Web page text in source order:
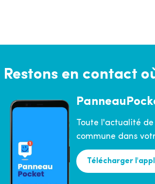
Restons en contact
Toute l'actualité de
commune dans
Télécharger